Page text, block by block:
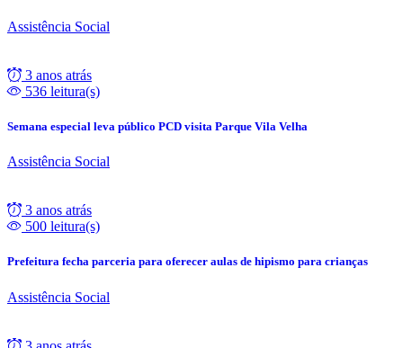
Assistência Social
3 anos atrás
536 leitura(s)
Semana especial leva público PCD visita Parque Vila Velha
Assistência Social
3 anos atrás
500 leitura(s)
Prefeitura fecha parceria para oferecer aulas de hipismo para crianças
Assistência Social